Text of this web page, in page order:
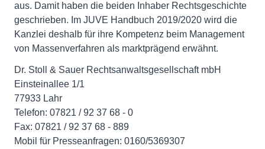
aus. Damit haben die beiden Inhaber Rechtsgeschichte
geschrieben. Im JUVE Handbuch 2019/2020 wird die
Kanzlei deshalb für ihre Kompetenz beim Management
von Massenverfahren als marktprägend erwähnt.
Dr. Stoll & Sauer Rechtsanwaltsgesellschaft mbH
Einsteinallee 1/1
77933 Lahr
Telefon: 07821 / 92 37 68 - 0
Fax: 07821 / 92 37 68 - 889